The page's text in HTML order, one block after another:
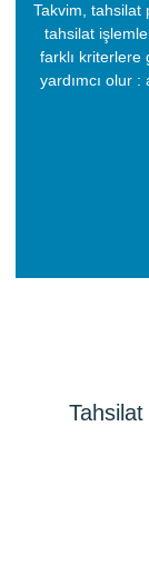
Takvim, tahsilat
tahsilat
farklı kriterlere
yardımcı olur